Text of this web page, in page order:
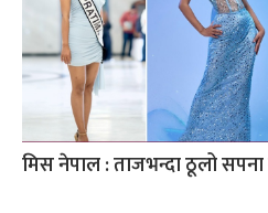
मिस नेपाल : ताजभन्दा ठूलो सपना